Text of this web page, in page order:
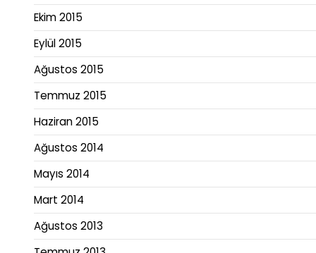
Ekim 2015
Eylül 2015
Ağustos 2015
Temmuz 2015
Haziran 2015
Ağustos 2014
Mayıs 2014
Mart 2014
Ağustos 2013